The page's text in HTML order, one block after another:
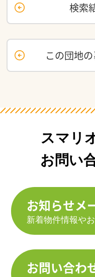
検索
この団地
スマリ
お問い
お知らせメ
新着物件情報や
お問い合わ